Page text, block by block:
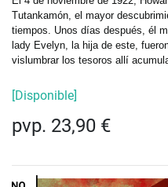
Tutankamón, el mayor
tiempos. Unos días después, él
lady Evelyn, la hija de este,
vislumbrar los tesoros allí
[Disponible]
pvp. 23,90 €